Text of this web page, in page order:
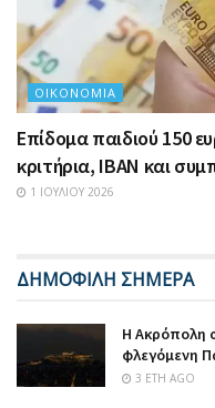
ΟΙΚΟΝΟΜΊΑ
Επίδομα παιδιού 150
κριτήρια, IBAN και
1 ΙΟΥΛΊΟΥ 2026
ΔΗΜΟΦΙΛΗ ΣΗΜΕΡΑ
Η Ακρόπολη
φλεγόμενη
3 ΈΤΗ AGO